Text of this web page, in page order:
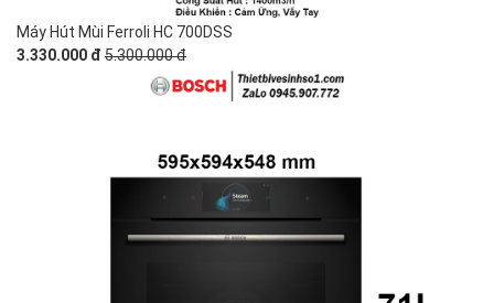
Máy Hút Mùi Ferroli HC 700DSS
3.330.000 đ 5.300.000 đ